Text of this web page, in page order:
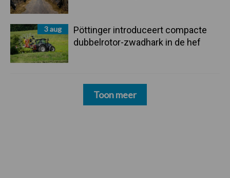
3 aug
Pöttinger introduceert compacte
dubbelrotor-zwadhark in de hef
Toon meer